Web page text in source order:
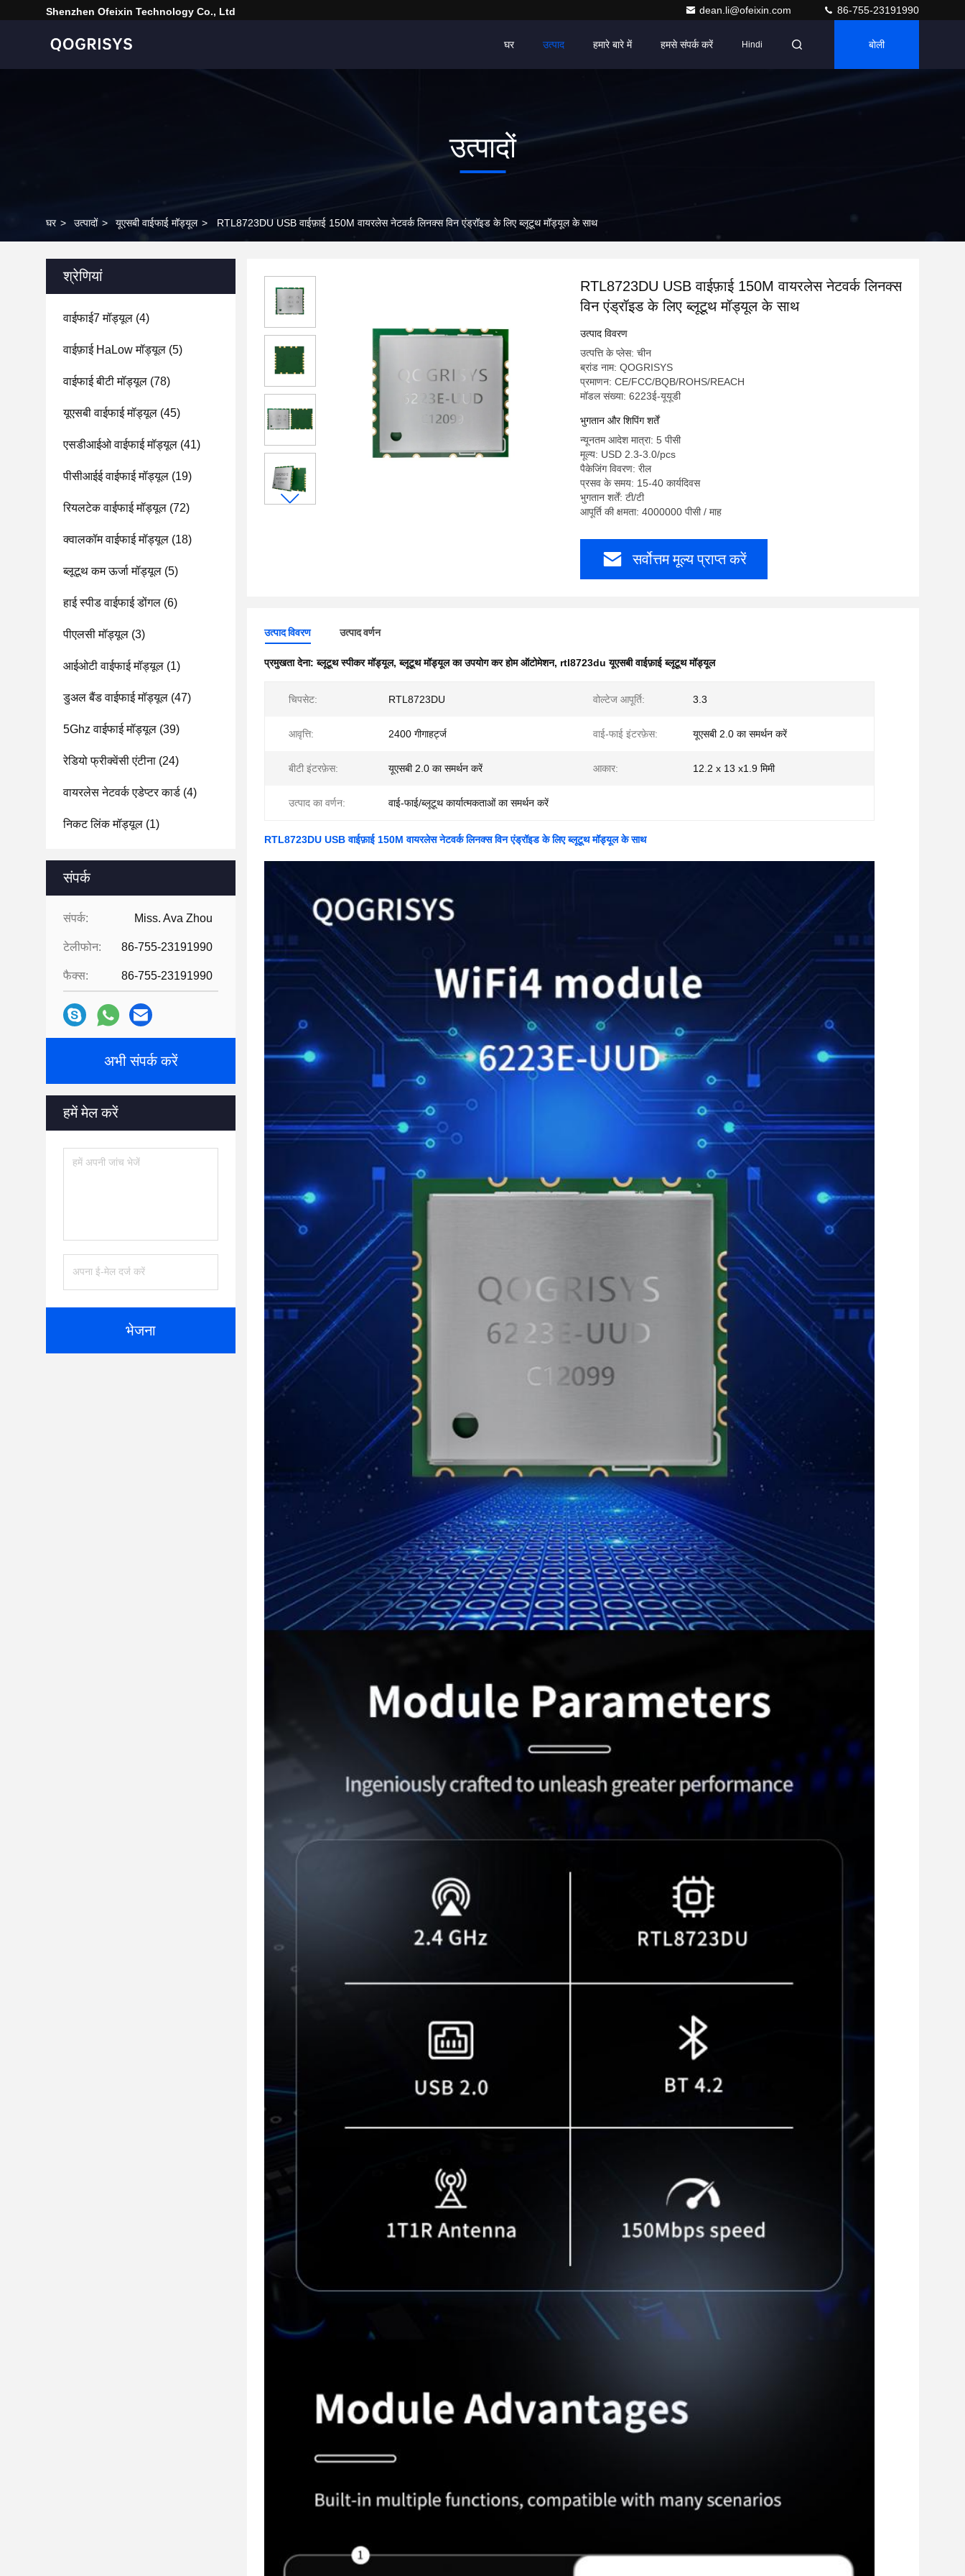
Shenzhen Ofeixin Technology Co., Ltd dean.li@ofeixin.com 86-755-23191990
घर उत्पाद हमारे बारे में हमसे संपर्क करें Hindi बोली
उत्पादों
घर > उत्पादों > यूएसबी वाईफाई मॉड्यूल > RTL8723DU USB वाईफ़ाई 150M वायरलेस नेटवर्क लिनक्स विन एंड्रॉइड के लिए ब्लूटूथ मॉड्यूल के साथ
श्रेणियां
वाईफाई7 मॉड्यूल (4)
वाईफ़ाई HaLow मॉड्यूल (5)
वाईफाई बीटी मॉड्यूल (78)
यूएसबी वाईफाई मॉड्यूल (45)
एसडीआईओ वाईफाई मॉड्यूल (41)
पीसीआईई वाईफाई मॉड्यूल (19)
रियलटेक वाईफाई मॉड्यूल (72)
क्वालकॉम वाईफाई मॉड्यूल (18)
ब्लूटूथ कम ऊर्जा मॉड्यूल (5)
हाई स्पीड वाईफाई डोंगल (6)
पीएलसी मॉड्यूल (3)
आईओटी वाईफाई मॉड्यूल (1)
डुअल बैंड वाईफाई मॉड्यूल (47)
5Ghz वाईफाई मॉड्यूल (39)
रेडियो फ्रीक्वेंसी एंटीना (24)
वायरलेस नेटवर्क एडेप्टर कार्ड (4)
निकट लिंक मॉड्यूल (1)
संपर्क
संपर्क: Miss. Ava Zhou
टेलीफोन: 86-755-23191990
फैक्स: 86-755-23191990
अभी संपर्क करें
हमें मेल करें
भेजना
RTL8723DU USB वाईफ़ाई 150M वायरलेस नेटवर्क लिनक्स
विन एंड्रॉइड के लिए ब्लूटूथ मॉड्यूल के साथ
उत्पाद विवरण
उत्पत्ति के प्लेस: चीन
ब्रांड नाम: QOGRISYS
प्रमाणन: CE/FCC/BQB/ROHS/REACH
मॉडल संख्या: 6223ई-यूयूडी
भुगतान और शिपिंग शर्तें
न्यूनतम आदेश मात्रा: 5 पीसी
मूल्य: USD 2.3-3.0/pcs
पैकेजिंग विवरण: रील
प्रसव के समय: 15-40 कार्यदिवस
भुगतान शर्तें: टी/टी
आपूर्ति की क्षमता: 4000000 पीसी / माह
सर्वोत्तम मूल्य प्राप्त करें
उत्पाद विवरण उत्पाद वर्णन
प्रमुखता देना:ब्लूटूथ स्पीकर मॉड्यूल,ब्लूटूथ मॉड्यूल का उपयोग कर होम ऑटोमेशन, rtl8723du यूएसबी वाईफ़ाई ब्लूटूथ मॉड्यूल
चिपसेट: RTL8723DU वोल्टेज आपूर्ति: 3.3
आवृत्ति: 2400 गीगाहर्ट्ज वाई-फाई इंटरफ़ेस: यूएसबी 2.0 का समर्थन करें
बीटी इंटरफ़ेस: यूएसबी 2.0 का समर्थन करें आकार: 12.2 x 13 x1.9 मिमी
उत्पाद का वर्णन: वाई-फाई/ब्लूटूथ कार्यात्मकताओं का समर्थन करें
RTL8723DU USB वाईफ़ाई 150M वायरलेस नेटवर्क लिनक्स विन एंड्रॉइड के लिए ब्लूटूथ मॉड्यूल के साथ